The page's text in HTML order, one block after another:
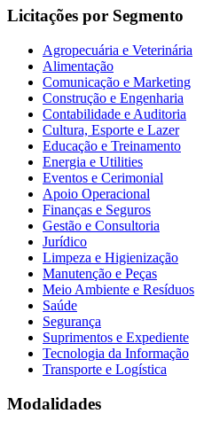
Licitações por Segmento
Agropecuária e Veterinária
Alimentação
Comunicação e Marketing
Construção e Engenharia
Contabilidade e Auditoria
Cultura, Esporte e Lazer
Educação e Treinamento
Energia e Utilities
Eventos e Cerimonial
Apoio Operacional
Finanças e Seguros
Gestão e Consultoria
Jurídico
Limpeza e Higienização
Manutenção e Peças
Meio Ambiente e Resíduos
Saúde
Segurança
Suprimentos e Expediente
Tecnologia da Informação
Transporte e Logística
Modalidades